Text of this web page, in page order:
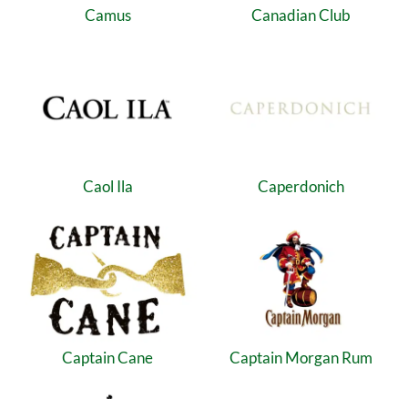
Camus Canadian Club
Caol Ila Caperdonich
Captain Cane Captain Morgan Rum